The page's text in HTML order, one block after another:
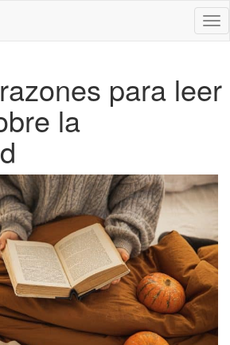
para leer
la